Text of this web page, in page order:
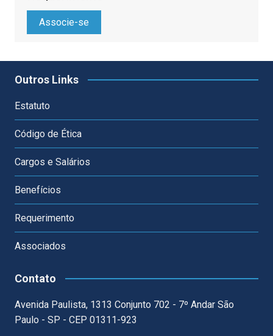
Associe-se
Outros Links
Estatuto
Código de Ética
Cargos e Salários
Benefícios
Requerimento
Associados
Contato
Avenida Paulista, 1313 Conjunto 702 - 7º Andar São
Paulo - SP - CEP 01311-923